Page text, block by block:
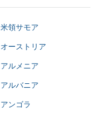
米領サモア
オーストリア
アルメニア
アルバニア
アンゴラ